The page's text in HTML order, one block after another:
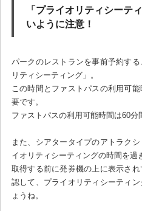
「プライオリティシーテ
いように注意！
パークのレストランを事前予約す
リティシーティング」。
この時間とファストパスの利用可
要です。
ファストパスの利用可能時間は60分
また、シアタータイプのアトラク
イオリティシーティングの時間を過
取得する前に発券機の上に表示さ
認して、プライオリティシーティ
ょうね。